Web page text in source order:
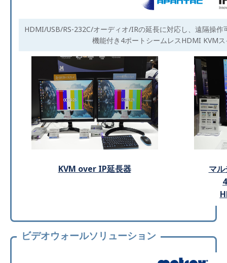
HDMI/USB/RS-232C/オーディオ/IRの延長に対応し、遠隔操
機能付き4ポートシームレスHDMI KVM
KVM over IP延長器
マ
ビデオウォールソリューション